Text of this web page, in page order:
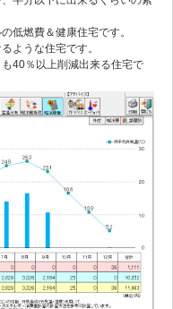
低燃費＆健康住宅です。
ような住宅です。
40％以上削減出来る住宅で